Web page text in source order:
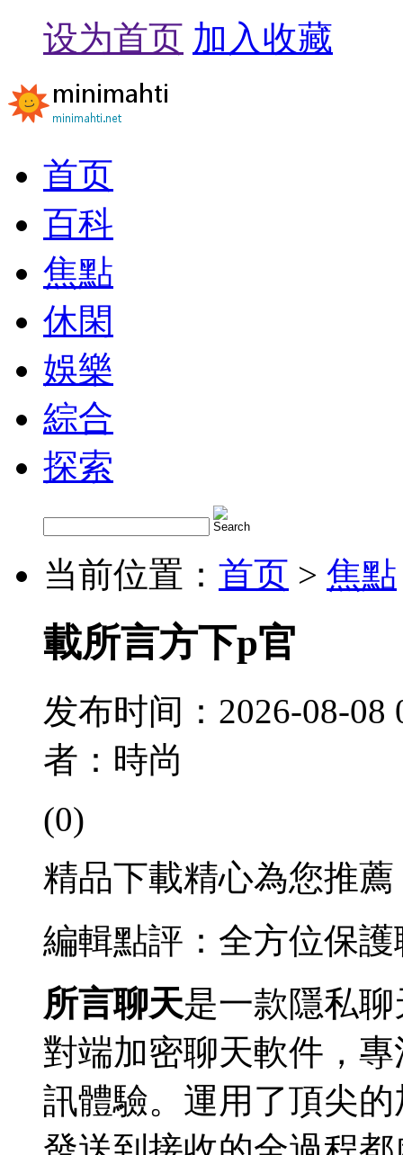
设为首页 加入收藏
首页
百科
焦點
休閑
娛樂
綜合
探索
当前位置： 首页 > 焦點
載所言方下p官
发布时间：2026-08-08
者：時尚
(0)
精品下載精心為您推薦
編輯點評：全方位保
所言聊天是一款隱私
對端加密聊天軟件，
訊體驗。運用了頂尖